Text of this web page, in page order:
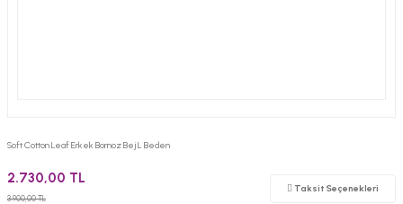
Soft Cotton Leaf Erkek Bornoz Bej L Beden
2.730,00 TL
3.900,00 TL
Taksit Seçenekleri